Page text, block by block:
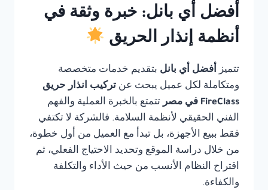
أفضل أي بانل: خبرة وثقة في
أنظمة إنذار الحريق
تتميز أفضل أي بانل بتقديم خدمات متخصصة
ومتكاملة لكل عميل يبحث عن تركيب انذار حريق
FireClass في مصر
تتمتع بالخبرة العملية والفهم
الفني الحقيقي لأنظمة السلامة. فالشركة لا تكتفي
فقط ببيع الأجهزة، بل تبدأ مع العميل من أول خطوة،
من خلال دراسة الموقع وتحديد الاحتياج الفعلي، ثم
اقتراح النظام الأنسب من حيث الأداء والتكلفة
والكفاءة.